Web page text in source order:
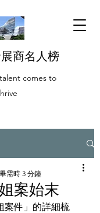
商名人榜
comes to
案始末
需時 3 分鐘
案件」的詳細梳